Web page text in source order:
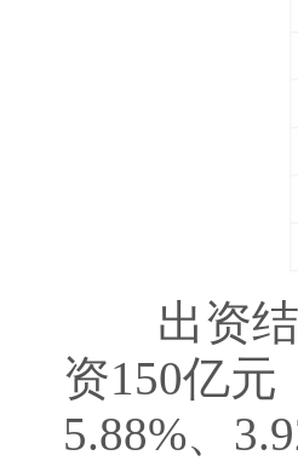
出资结
资150亿元
5.88%、